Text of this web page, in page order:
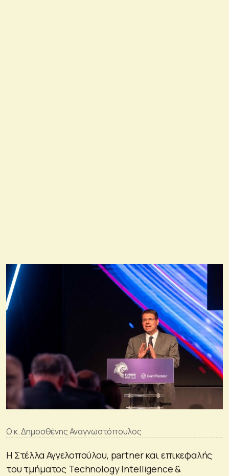
Ο κ. Δημοσθένης Αναγνωστόπουλος
Η Στέλλα Αγγελοπούλου, partner και επικεφαλής
του τμήματος Technology Intelligence &